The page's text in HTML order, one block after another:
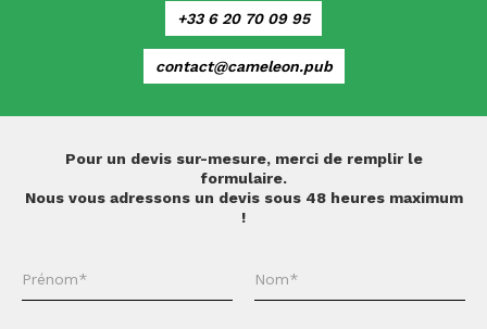
+33 6 20 70 09 95
contact@cameleon.pub
Pour un devis sur-mesure, merci de remplir le
formulaire.
Nous vous adressons un devis sous 48 heures maximum
!